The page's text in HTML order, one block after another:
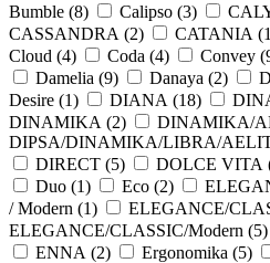
Bumble (8) Calipso (3)
CASSANDRA (2) CATANIA (
Cloud (4) Coda (4) Convey (
Damelia (9) Danaya (2)
Desire (1) DIANA (18)
DINAMIKA (2) DINAMIKA/
DIPSA/DINAMIKA/LIBRA/
DIRECT (5) DOLCE VITA
Duo (1) Eco (2)
/ Modern (1) ELEGANCE/
ELEGANCE/CLASSIC/Modern (5)
ENNA (2) Ergonomika (5)